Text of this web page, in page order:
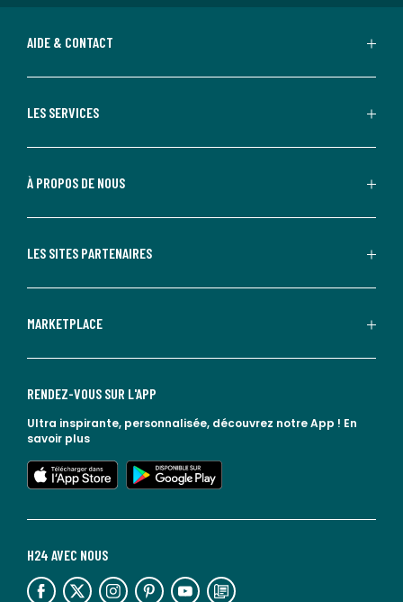
AIDE & CONTACT
LES SERVICES
À PROPOS DE NOUS
LES SITES PARTENAIRES
MARKETPLACE
H24 AVEC NOUS
lien vers l'espace réseaux sociaux lien vers l'espace réseaux sociaux lien vers l'espace réseaux sociaux lien vers l'espace réseaux sociaux lien vers l'espace réseaux sociaux lien vers le blog la redoute
RENDEZ-VOUS SUR L'APP
Ultra inspirante, personnalisée, découvrez notre App ! En
savoir plus
lien vers l'app store
lien vers google play